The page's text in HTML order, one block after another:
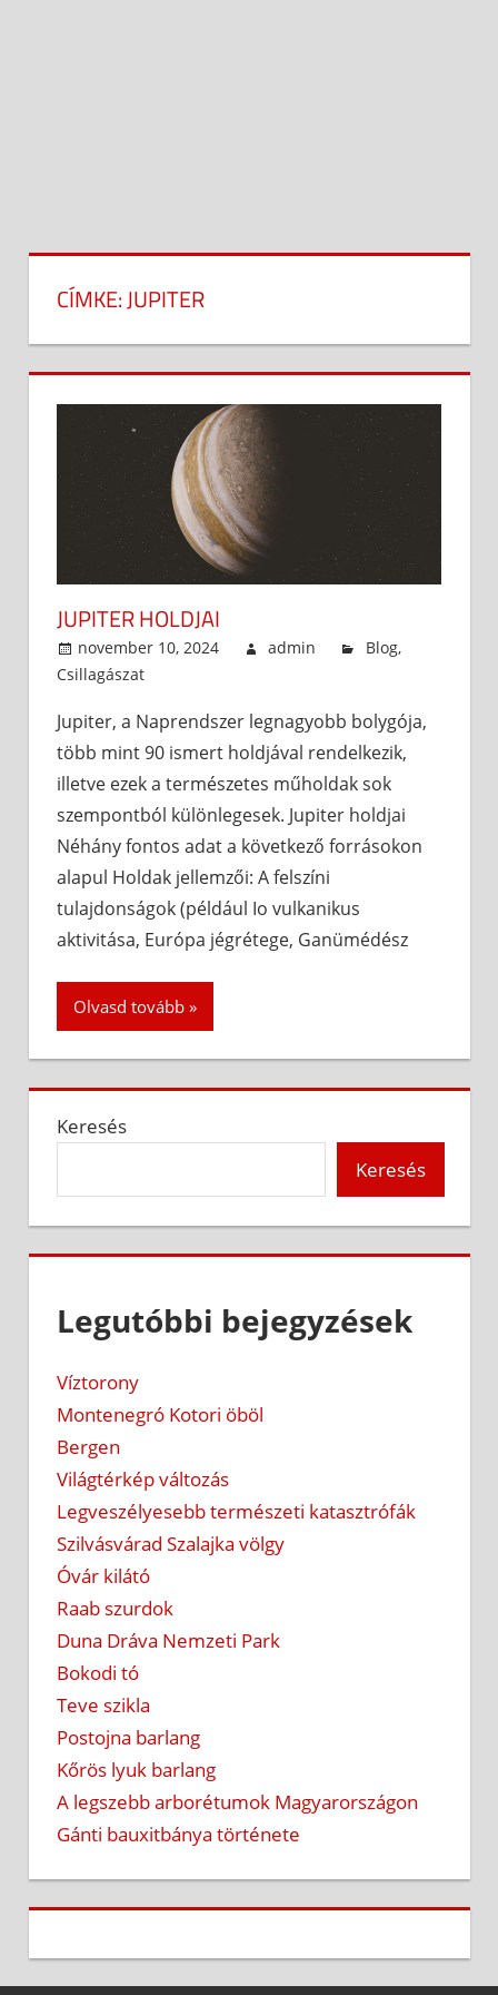
CÍMKE:JUPITER
JUPITER HOLDJAI
november 10, 2024 admin Blog,
Csillagászat
Jupiter, a Naprendszer legnagyobb bolygója,
több mint 90 ismert holdjával rendelkezik,
illetve ezek a természetes műholdak sok
szempontból különlegesek. Jupiter holdjai
Néhány fontos adat a következő forrásokon
alapul Holdak jellemzői: A felszíni
tulajdonságok (például Io vulkanikus
aktivitása, Európa jégrétege, Ganümédész
Olvasd tovább
Keresés
Keresés
Legutóbbi bejegyzések
Víztorony
Montenegró Kotori öböl
Bergen
Világtérkép változás
Legveszélyesebb természeti katasztrófák
Szilvásvárad Szalajka völgy
Óvár kilátó
Raab szurdok
Duna Dráva Nemzeti Park
Bokodi tó
Teve szikla
Postojna barlang
Kőrös lyuk barlang
A legszebb arborétumok Magyarországon
Gánti bauxitbánya története